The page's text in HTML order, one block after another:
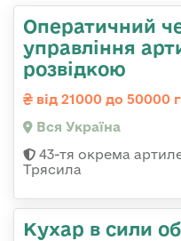
Оператичний
управління
розвідкою
від 21000 до 50000
Вся Україна
43-тя окрема
Трясила
Кухар в сили